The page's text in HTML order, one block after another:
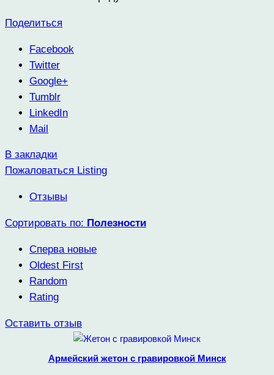
Поделиться
Facebook
Twitter
Google+
Tumblr
LinkedIn
Mail
В закладки
Пожаловаться Listing
Отзывы
Сортировать по: Полезности
Сперва новые
Oldest First
Random
Rating
Оставить отзыв
Армейский жетон с гравировкой Минск